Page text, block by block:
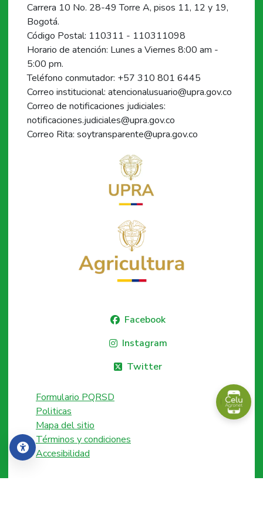
Accesibilidad
Carrera 10 No. 28-49 Torre A, pisos 11, 12 y 19,
Bogotá.
Código Postal: 110311 - 110311098
Horario de atención: Lunes a Viernes 8:00 am -
5:00 pm.
Teléfono conmutador: +57 310 801 6445
Correo institucional: atencionalusuario@upra.gov.co
Correo de notificaciones judiciales:
notificaciones.judiciales@upra.gov.co
Correo Rita: soytransparente@upra.gov.co
Facebook
Instagram
Twitter
Formulario PQRSD
Politicas
Mapa del sitio
Términos y condiciones
Accesibilidad